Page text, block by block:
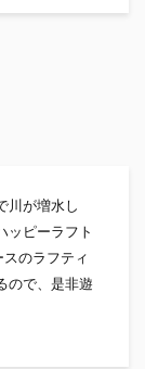
川が増水し
ッピーラフト
のラフティ
ので、是非遊